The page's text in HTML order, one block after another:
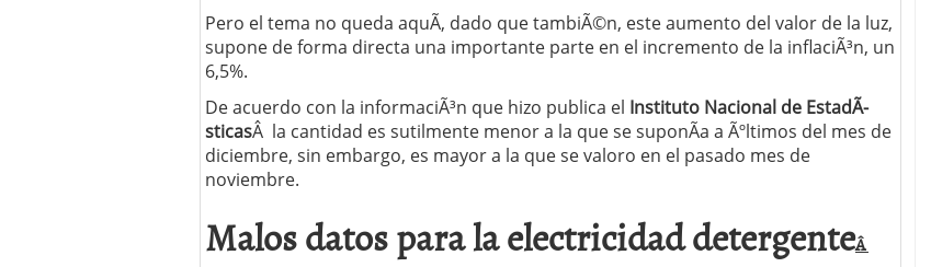
descubren cuando ya es demasiado tarde 20/07/2026
ReseÃ±a de SIFX: Lo Que Deben Saber los Traders Mexicanos Antes de
Crear empresa online vs proceso tradicional: ventajas reales para pymes
29/05/2026
CÃ³mo afrontar una baja mÃ©dica cuando trabajas por cuenta propia
26/05/2026
Pero el tema no queda aquÃ­, dado que tambiÃ©n, este aumento del valor de la luz,
supone de forma directa una importante parte en el incremento de la inflaciÃ³n, un
6,5%.
De acuerdo con la informaciÃ³n que hizo publica el Instituto Nacional de EstadÃ­
sticasÂ la cantidad es sutilmente menor a la que se suponÃ­a a Ãºltimos del mes de
diciembre, sin embargo, es mayor a la que se valoro en el pasado mes de
noviembre.
Malos datos para la electricidad detergenteÂ